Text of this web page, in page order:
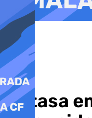
La tasa